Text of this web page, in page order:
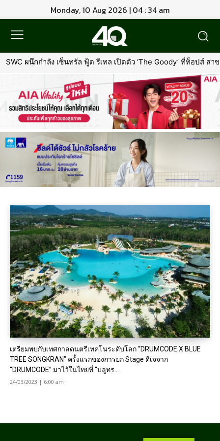
Monday, 10 Aug 2026 | 04 : 34 am
ผนึกกำลัง เซ็นทรัล ฟู้ด รีเทล เปิดตัว ‘The Goody’ ที่ท็อปส์ สา
เตรียมพบกับเทศกาลดนตรีเทคโนระดับโลก “DRUMCODE X BLUE
TREE SONGKRAN” ครั้งแรกของการยก Stage ดีเจจาก
“DRUMCODE” มาไว้ในไทยที่ “บลูทร...
24/03/2023 | 6:00 am